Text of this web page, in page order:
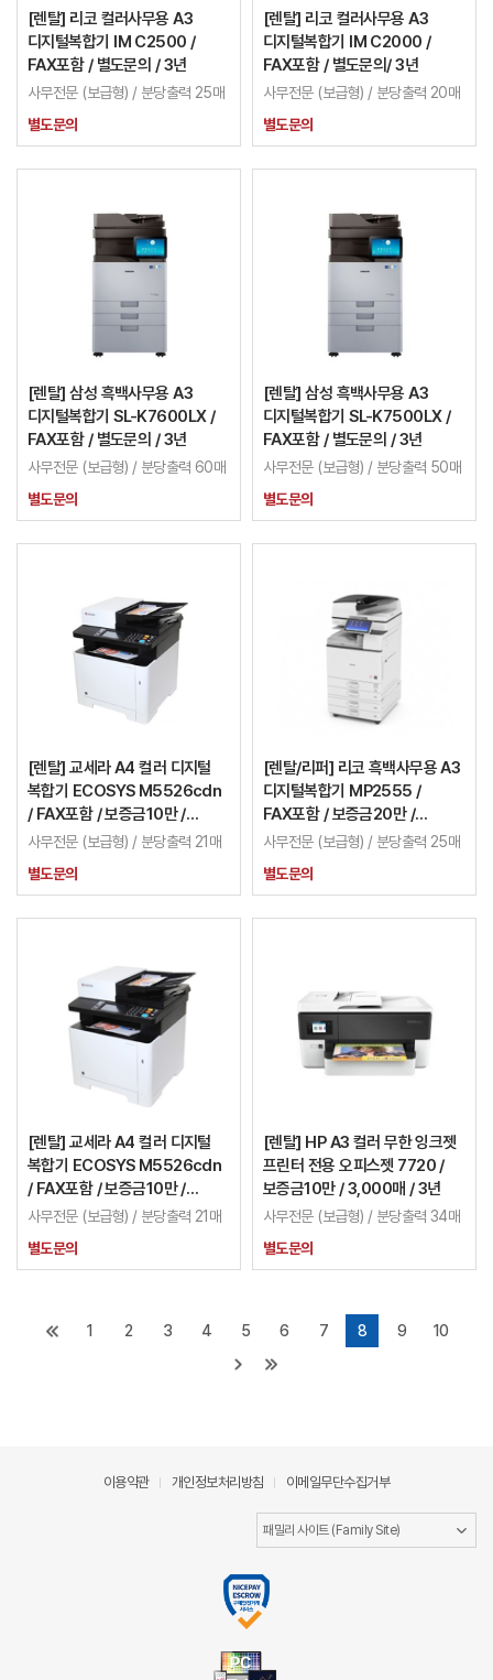
[렌탈] 리코 컬러사무용 A3
디지털복합기 IM C2500 /
FAX포함 / 별도문의 / 3년
사무전문 (보급형) / 분당출력 25매
별도문의
[렌탈] 리코 컬러사무용 A3
디지털복합기 IM C2000 /
FAX포함 / 별도문의/ 3년
사무전문 (보급형) / 분당출력 20매
별도문의
[렌탈] 삼성 흑백사무용 A3
디지털복합기 SL-K7600LX /
FAX포함 / 별도문의 / 3년
사무전문 (보급형) / 분당출력 60매
별도문의
[렌탈] 삼성 흑백사무용 A3
디지털복합기 SL-K7500LX /
FAX포함 / 별도문의 / 3년
사무전문 (보급형) / 분당출력 50매
별도문의
[렌탈] 교세라 A4 컬러 디지털
복합기 ECOSYS M5526cdn
/ FAX포함 / 보증금10만 /
이월카운터 적용가능 / 3년
사무전문 (보급형) / 분당출력 21매
별도문의
[렌탈/리퍼] 리코 흑백사무용 A3
디지털복합기 MP2555 /
FAX포함 / 보증금20만 /
이월카운터 적용가능 / 2년
사무전문 (보급형) / 분당출력 25매
별도문의
[렌탈] 교세라 A4 컬러 디지털
복합기 ECOSYS M5526cdn
/ FAX포함 / 보증금10만 /
이월카운터 적용가능 / 3년
사무전문 (보급형) / 분당출력 21매
별도문의
[렌탈] HP A3 컬러 무한 잉크젯
프린터 전용 오피스젯 7720 /
보증금10만 / 3,000매 / 3년
사무전문 (보급형) / 분당출력 34매
별도문의
1 2 3 4 5 6 7 8 9 10
이용약관 개인정보처리방침 이메일무단수집거부